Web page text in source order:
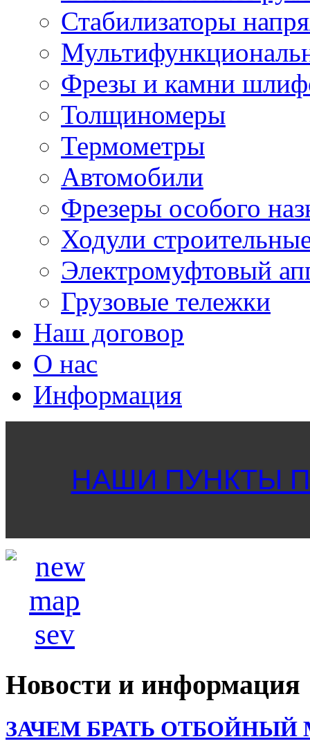
Стабилизаторы
Фрезы и камни
Толщиномеры
Термометры
Автомобили
Фрезеры особого
Ходули
Электромуфтовый
Грузовые тележки
Наш договор
О нас
Информация
НАШИ ПУНКТЫ
Новости и информация
ЗАЧЕМ БРАТЬ ОТБОЙНЫЙ